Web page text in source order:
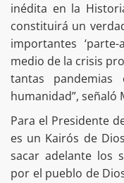
inédita en la
constituirá un
importantes
medio de la crisis
tantas
humanidad”, señaló
Para el Presidente
es un Kairós de
sacar adelante los
por el pueblo de